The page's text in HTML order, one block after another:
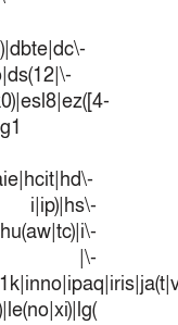
i|ip)|hs\-
|\-